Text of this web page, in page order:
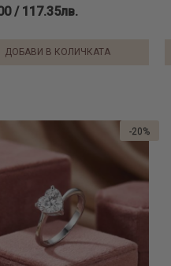
/ 117.35лв.
ДОБАВИ В КОЛИЧКАТА
-20%